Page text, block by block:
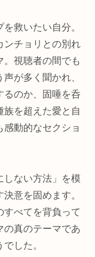
救いたい自分。
ンチョリとの別れ
。視聴者の間でも
が多く聞かれ、
るのか、固唾を呑
族を超えた愛と自
動的なセクショ
しない方法」を模
意を固めます。
すべてを背負って
の真のテーマであ
した。